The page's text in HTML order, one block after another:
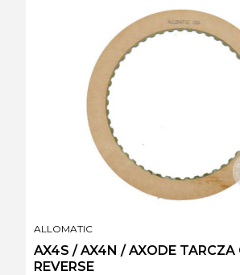
AX4S / AX4N / AXODE TARCZA
REVERSE
PRODUCENT
ALLOMATIC